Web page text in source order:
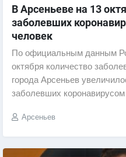
В Арсеньеве на 13
заболевших
человек
По официальным данным
октября количество
города Арсеньев
заболевших
Арсеньев